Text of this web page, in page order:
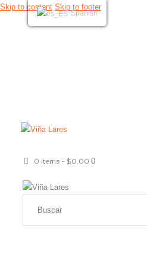
Skip to content Skip to footer
0 items - $0.00 0
Spanish